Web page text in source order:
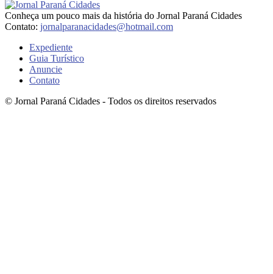
Conheça um pouco mais da história do Jornal Paraná Cidades
Contato: jornalparanacidades@hotmail.com
Expediente
Guia Turístico
Anuncie
Contato
© Jornal Paraná Cidades - Todos os direitos reservados